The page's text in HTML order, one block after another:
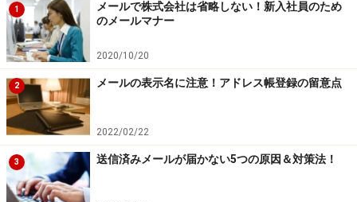
その他に収益をあげる手段として、Office Liveには無料
の『Basics』以外に、機能アップ版の『Essential』と
『Premium』があります。無料の『Basics』で囲い込ん
でからユーザーを有償サービスへ誘導する手もありま
す。
また有償のオプションサービスが既にいくつか提供され
ていますが、例えばネットショップを構築できるように
1
メールで株式会社は省略しない！新入社員のため
のメールマナー
2020/10/20
2 メールの表示名に注意！アドレス帳登録の留意点
2022/02/22
3 送信済みメールが届かない5つの原因＆対策法！